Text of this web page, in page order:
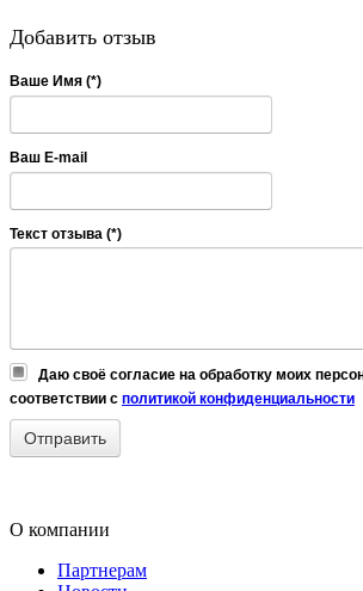
Добавить отзыв
Ваше Имя (*)
Ваш E-mail
Текст отзыва (*)
Даю своё согласие на обработку моих
соответствии с политикой конфиденциальности
О компании
Партнерам